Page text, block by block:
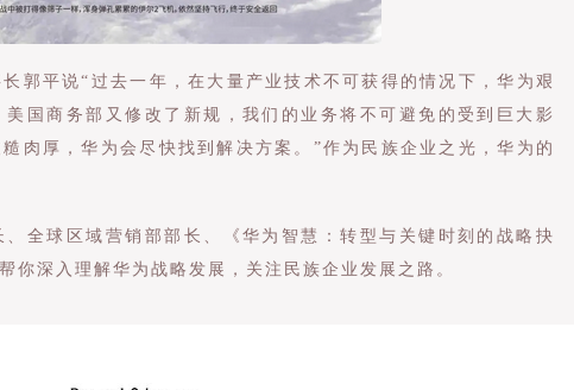
郭平说“过去一年，在大量产业技术不可获得的情况下，华为艰
国商务部又修改了新规，我们的业务将不可避免的受到巨大影
肉厚，华为会尽快找到解决方案。”作为民族企业之光，华为的
全球区域营销部部长、《华为智慧：转型与关键时刻的战略抉
你深入理解华为战略发展，关注民族企业发展之路。